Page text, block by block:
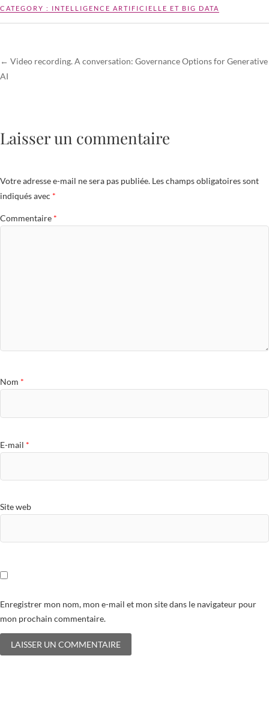
CATEGORY : INTELLIGENCE ARTIFICIELLE ET BIG DATA
← Video recording. A conversation: Governance Options for Generative
AI
Laisser un commentaire
Votre adresse e-mail ne sera pas publiée. Les champs obligatoires sont
indiqués avec *
Commentaire *
Nom *
E-mail *
Site web
Enregistrer mon nom, mon e-mail et mon site dans le navigateur pour
mon prochain commentaire.